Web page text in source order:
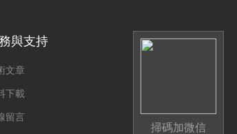
與支持
文章
下載
留言
掃碼加微信